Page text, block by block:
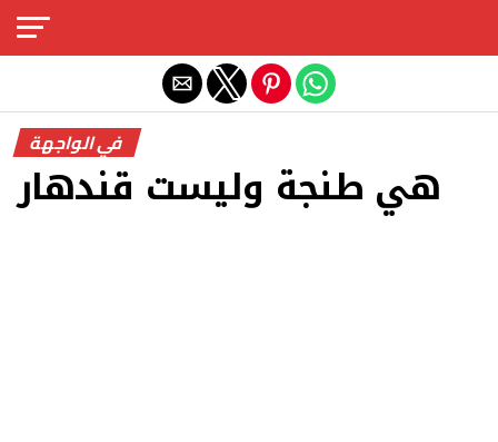
في الواجهة
هي طنجة وليست قندهار